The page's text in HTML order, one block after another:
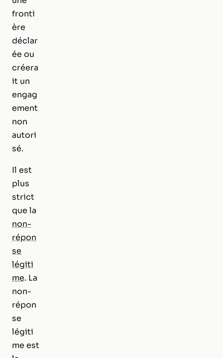
fronti
ère
déclar
ée ou
créera
it un
engag
ement
non
autori
sé.
Il est
plus
strict
que la
non-
répon
se
légiti
me. La
non-
répon
se
légiti
me est